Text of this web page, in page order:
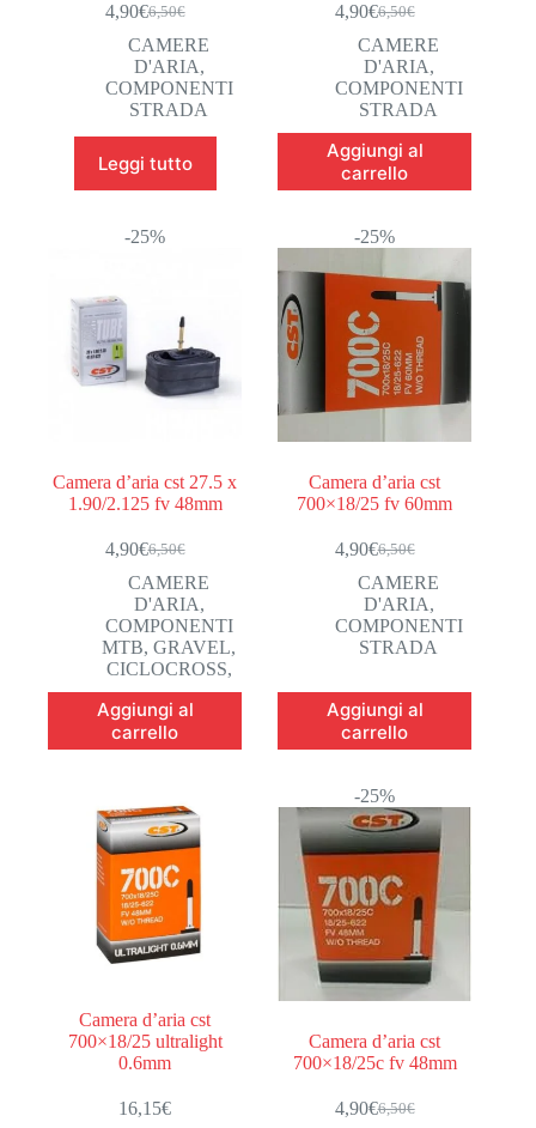
6,50€
Il
prezzo
originale
era:
6,50€.
4,90€Il
prezzo
attuale
è:
4,90€.
CAMERE
D'ARIA,
COMPONENTI
STRADA
Leggi tutto
6,50€
Il
prezzo
originale
era:
6,50€.
4,90€Il
prezzo
attuale
è:
4,90€.
CAMERE
D'ARIA,
COMPONENTI
STRADA
Aggiungi al
carrello
-25%
Camera d’aria cst 27.5 x
1.90/2.125 fv 48mm
6,50€
Il
prezzo
originale
era:
6,50€.
4,90€Il
prezzo
attuale
è:
4,90€.
CAMERE
D'ARIA,
COMPONENTI
MTB, GRAVEL,
CICLOCROSS,
Aggiungi al
carrello
-25%
Camera d’aria cst
700×18/25 fv 60mm
6,50€
Il
prezzo
originale
era:
6,50€.
4,90€Il
prezzo
attuale
è:
4,90€.
CAMERE
D'ARIA,
COMPONENTI
STRADA
Aggiungi al
carrello
Camera d’aria cst
700×18/25 ultralight
0.6mm
16,15€
-25%
Camera d’aria cst
700×18/25c fv 48mm
6,50€
Il
4,90€Il